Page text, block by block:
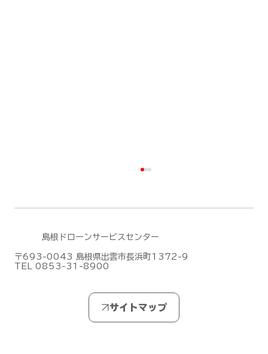
DJIがMic Mini シリーズの新作「DJI
島根ドローンサービスセンター
〒693-0043 島根県出雲市長浜町1372-9
TEL 0853-31-8900